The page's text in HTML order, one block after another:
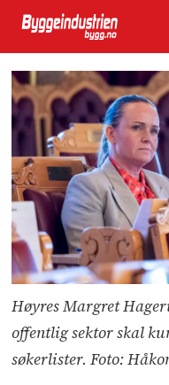
Høyres Margret
offentlig sektor skal
søkerlister. Foto: